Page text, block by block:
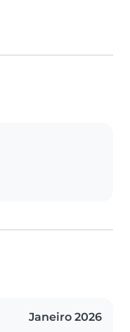
Janeiro 2026